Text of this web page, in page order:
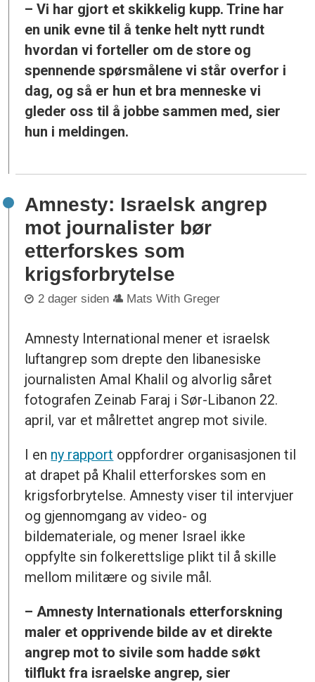
– Vi har gjort et skikkelig kupp. Trine har
en unik evne til å tenke helt nytt rundt
hvordan vi forteller om de store og
spennende spørsmålene vi står overfor i
dag, og så er hun et bra menneske vi
gleder oss til å jobbe sammen med, sier
hun i meldingen.
Amnesty: Israelsk angrep
mot journalister bør
etterforskes som
krigsforbrytelse
2 dager siden Mats With Greger
Amnesty International mener et israelsk
luftangrep som drepte den libanesiske
journalisten Amal Khalil og alvorlig såret
fotografen Zeinab Faraj i Sør-Libanon 22.
april, var et målrettet angrep mot sivile.
I en ny rapport oppfordrer organisasjonen til
at drapet på Khalil etterforskes som en
krigsforbrytelse. Amnesty viser til intervjuer
og gjennomgang av video- og
bildemateriale, og mener Israel ikke
oppfylte sin folkerettslige plikt til å skille
mellom militære og sivile mål.
– Amnesty Internationals etterforskning
maler et opprivende bilde av et direkte
angrep mot to sivile som hadde søkt
tilflukt fra israelske angrep, sier